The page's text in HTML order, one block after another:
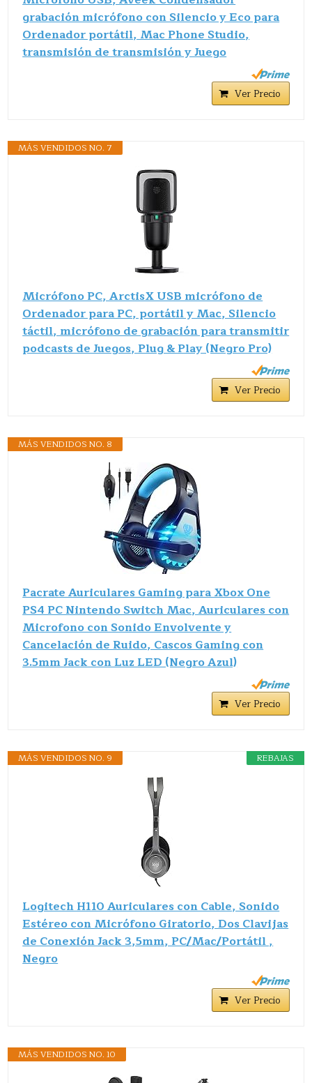
grabación micrófono con Silencio y Eco para
Ordenador portátil, Mac Phone Studio,
transmisión de transmisión y Juego
Ver Precio
MÁS VENDIDOS NO. 7
Micrófono PC, ArctisX USB micrófono de
Ordenador para PC, portátil y Mac, Silencio
táctil, micrófono de grabación para transmitir
podcasts de Juegos, Plug & Play (Negro Pro)
Ver Precio
MÁS VENDIDOS NO. 8
Pacrate Auriculares Gaming para Xbox One
PS4 PC Nintendo Switch Mac, Auriculares con
Microfono con Sonido Envolvente y
Cancelación de Ruido, Cascos Gaming con
3.5mm Jack con Luz LED (Negro Azul)
Ver Precio
REBAJAS
MÁS VENDIDOS NO. 9
Logitech H110 Auriculares con Cable, Sonido
Estéreo con Micrófono Giratorio, Dos Clavijas
de Conexión Jack 3,5mm, PC/Mac/Portátil ,
Negro
Ver Precio
MÁS VENDIDOS NO. 10